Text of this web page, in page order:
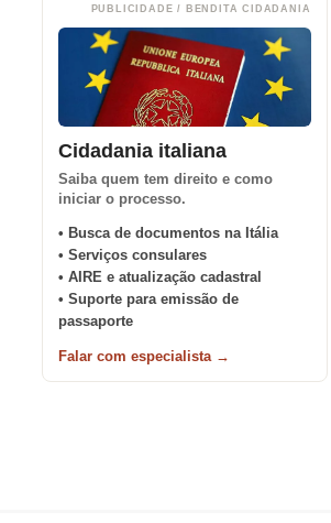
PUBLICIDADE / BENDITA CIDADANIA
Cidadania italiana
Saiba quem tem direito e como
iniciar o processo.
• Busca de documentos na Itália
• Serviços consulares
• AIRE e atualização cadastral
• Suporte para emissão de
passaporte
Falar com especialista →